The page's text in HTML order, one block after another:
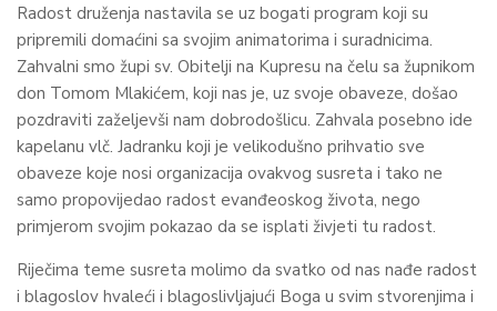
Radost druženja nastavila se uz bogati program koji su
pripremili domaćini sa svojim animatorima i suradnicima.
Zahvalni smo župi sv. Obitelji na Kupresu na čelu sa župnikom
don Tomom Mlakićem, koji nas je, uz svoje obaveze, došao
pozdraviti zaželjevši nam dobrodošlicu. Zahvala posebno ide
kapelanu vlč. Jadranku koji je velikodušno prihvatio sve
obaveze koje nosi organizacija ovakvog susreta i tako ne
samo propovijedao radost evanđeoskog života, nego
primjerom svojim pokazao da se isplati živjeti tu radost.
Riječima teme susreta molimo da svatko od nas nađe radost
i blagoslov hvaleći i blagoslivljajući Boga u svim stvorenjima i